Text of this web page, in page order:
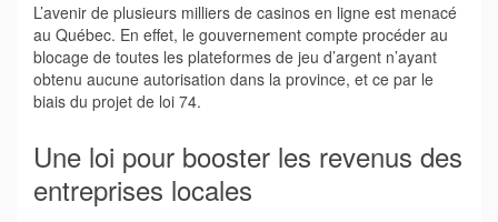
L’avenir de plusieurs milliers de casinos en ligne est menacé
au Québec. En effet, le gouvernement compte procéder au
blocage de toutes les plateformes de jeu d’argent n’ayant
obtenu aucune autorisation dans la province, et ce par le
biais du projet de loi 74.
Une loi pour booster les revenus des
entreprises locales